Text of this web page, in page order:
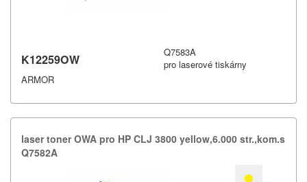
K12259OW
ARMOR
Q7583A
pro laserové tiskárny
laser toner OWA pro HP CLJ 3800 yellow,​6.​000 str.​,​kom.​s
Q7582A